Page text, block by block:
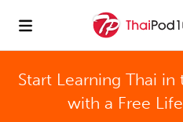
Start Learning Thai
with a Free